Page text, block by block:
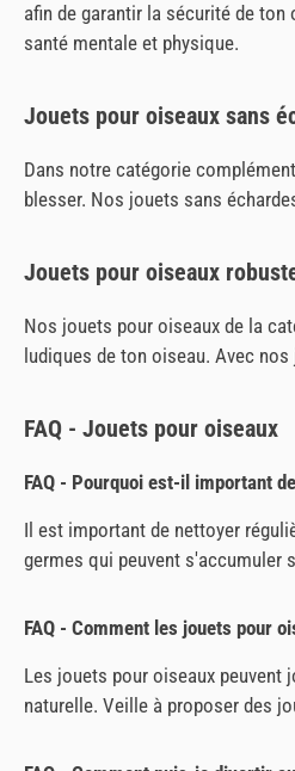
afin de garantir la sécurité de
santé mentale et physique.
Jouets pour oiseaux sans
Dans notre catégorie
blesser. Nos jouets sans
Jouets pour oiseaux
Nos jouets pour oiseaux de la
ludiques de ton oiseau. Avec
FAQ - Jouets pour oiseaux
FAQ - Pourquoi est-il important
Il est important de nettoyer
germes qui peuvent s'accumuler
FAQ - Comment les jouets pour
Les jouets pour oiseaux peuvent
naturelle. Veille à proposer des